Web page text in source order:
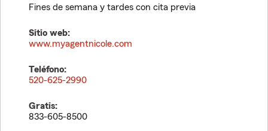
Fines de semana y tardes con cita previa
Sitio web:
www.myagentnicole.com
Teléfono:
520-625-2990
Gratis:
833-605-8500